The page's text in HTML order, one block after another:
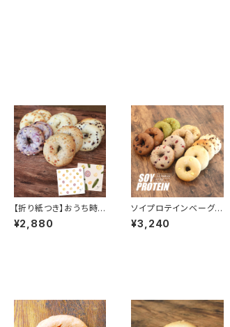
【折り紙つき】おうち時
間を楽しむベーグル10
個セット
¥2,880
ソイプロテインベーグル
【全種類お試し】【6種×
2個セット】
¥3,240